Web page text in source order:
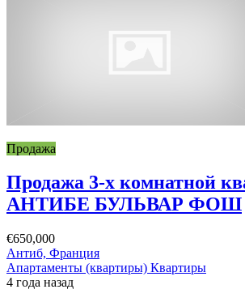
Продажа
Продажа 3-х комнатной
АНТИБЕ БУЛЬВАР ФОШ
€650,000
Антиб, Франция
Апартаменты (квартиры) Квартиры
4 года назад